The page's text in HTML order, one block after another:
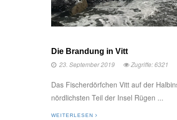
Die Brandung in Vitt
23. September 2019
Zugriffe: 6321
Das Fischerdörfchen Vitt auf der
nördlichsten Teil der Insel Rügen ...
WEITERLESEN